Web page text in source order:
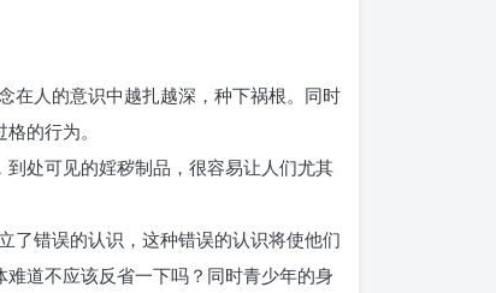
在人的意识中越扎越深，种下祸根。同时
的行为。
处可见的婬秽制品，很容易让人们尤其
了错误的认识，这种错误的认识将使他们
道不应该反省一下吗？同时青少年的身